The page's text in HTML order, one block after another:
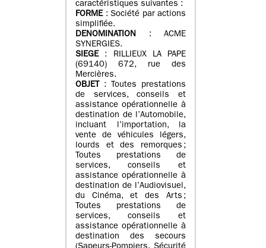
caractéristiques suivantes :
FORME: Société par actions
simplifiée.
DENOMINATION : ACME
SYNERGIES.
SIEGE: RILLIEUX LA PAPE
(69140) 672, rue des
Mercières.
OBJET
: Toutes prestations
de services, conseils et
assistance opérationnelle à
destination de l’Automobile,
incluant l’importation, la
vente de véhicules légers,
lourds et des remorques ;
Toutes prestations de
services, conseils et
assistance opérationnelle à
destination de l’Audiovisuel,
du Cinéma, et des Arts ;
Toutes prestations de
services, conseils et
assistance opérationnelle à
destination des secours